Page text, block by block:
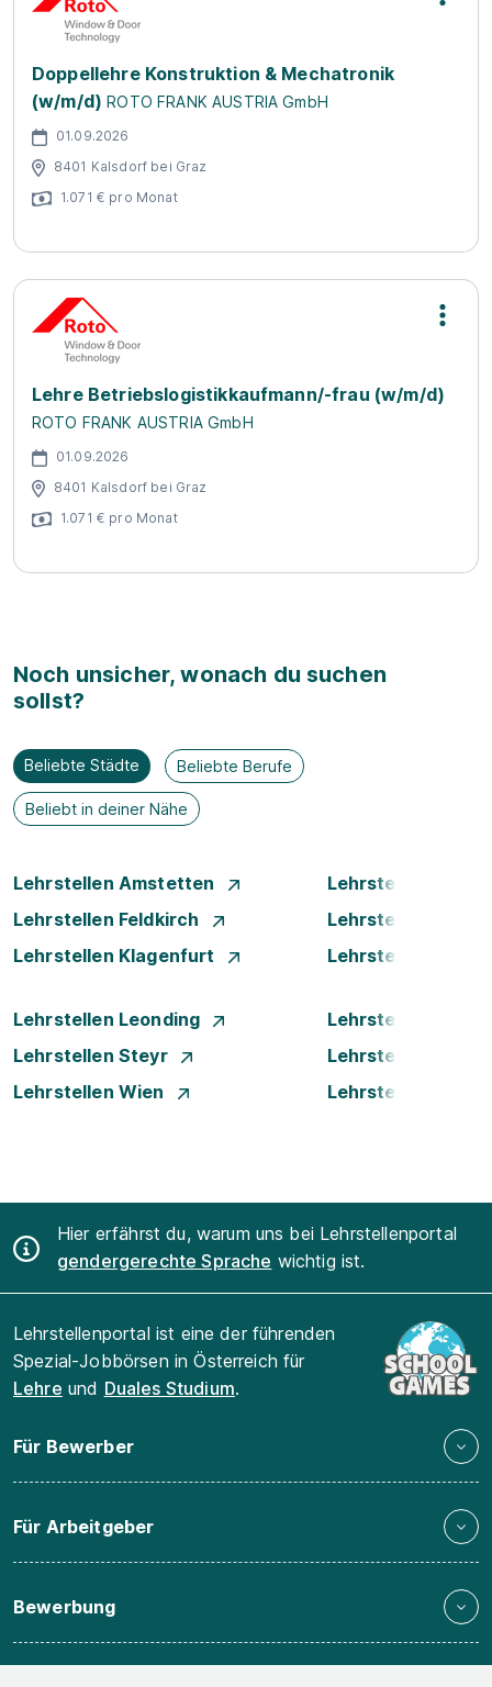
Doppellehre Konstruktion & Mechatronik
(w/m/d) ROTO FRANK AUSTRIA GmbH
01.09.2026
8401 Kalsdorf bei Graz
1.071 € pro Monat
Lehre Betriebslogistikkaufmann/-frau (w/m/d)
ROTO FRANK AUSTRIA GmbH
01.09.2026
8401 Kalsdorf bei Graz
1.071 € pro Monat
Noch unsicher, wonach du suchen
sollst?
Beliebte Städte Beliebte Berufe
Beliebt in deiner Nähe
Lehrstellen Amstetten
Lehrstellen
Lehrstellen Feldkirch
Lehrstellen Graz
Lehrstellen Klagenfurt
Lehrstellen
Lehrstellen Leonding
Lehrstellen Linz
Lehrstellen Steyr
Lehrstellen Traun
Lehrstellen Wien
Lehrstellen
Hier erfährst du, warum uns bei Lehrstellenportal
gendergerechte Sprache wichtig ist.
Lehrstellenportal ist eine der führenden
Spezial-Jobbörsen in Österreich für
Lehre und Duales Studium.
Für Bewerber
Für Arbeitgeber
Bewerbung